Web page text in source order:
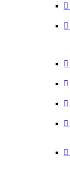






